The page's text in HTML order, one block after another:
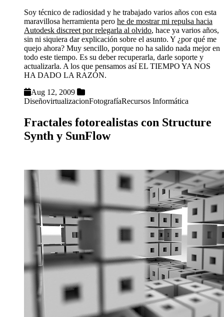
Soy técnico de radiosidad y he trabajado varios años con esta
maravillosa herramienta pero he de mostrar mi repulsa hacia
Autodesk discreet por relegarla al olvido, hace ya varios años,
sin ni siquiera dar explicación sobre el asunto. Y ¿por qué me
quejo ahora? Muy sencillo, porque no ha salido nada mejor en
todo este tiempo. Es su deber recuperarla, darle soporte y
actualizarla. A los que pensamos así EL TIEMPO YA NOS
HA DADO LA RAZÓN.
Aug 12, 2009
DiseñovirtualizacionFotografíaRecursos Informática
Fractales fotorealistas con Structure
Synth y SunFlow